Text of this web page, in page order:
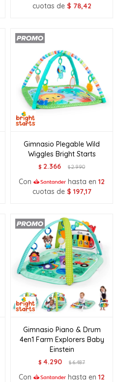
cuotas de $ 78,42
Gimnasio Plegable Wild
Wiggles Bright Starts
$ 2.366 $2.990
Con hasta en 12
cuotas de $ 197,17
Gimnasio Piano & Drum
4en1 Farm Explorers Baby
Einstein
$ 4.290 $6.487
Con hasta en 12